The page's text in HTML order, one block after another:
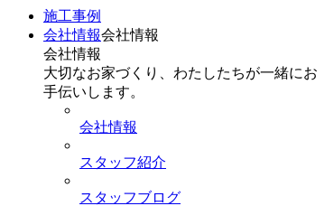
施工事例
会社情報会社情報
会社情報
大切なお家づくり、わたしたちが一緒にお
手伝いします。
会社情報
スタッフ紹介
スタッフブログ